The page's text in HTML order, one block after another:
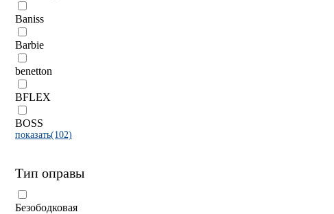
Baniss
Barbie
benetton
BFLEX
BOSS
показать(102)
Тип оправы
Безободковая